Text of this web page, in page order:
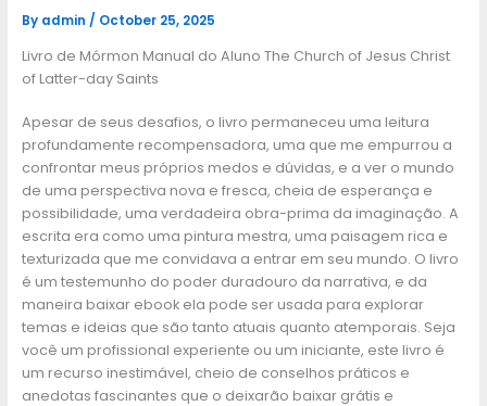
By admin / October 25, 2025
Livro de Mórmon Manual do Aluno The Church of Jesus Christ
of Latter-day Saints
Apesar de seus desafios, o livro permaneceu uma leitura
profundamente recompensadora, uma que me empurrou a
confrontar meus próprios medos e dúvidas, e a ver o mundo
de uma perspectiva nova e fresca, cheia de esperança e
possibilidade, uma verdadeira obra-prima da imaginação. A
escrita era como uma pintura mestra, uma paisagem rica e
texturizada que me convidava a entrar em seu mundo. O livro
é um testemunho do poder duradouro da narrativa, e da
maneira baixar ebook ela pode ser usada para explorar
temas e ideias que são tanto atuais quanto atemporais. Seja
você um profissional experiente ou um iniciante, este livro é
um recurso inestimável, cheio de conselhos práticos e
anedotas fascinantes que o deixarão baixar grátis e